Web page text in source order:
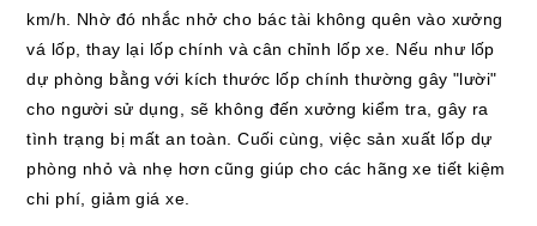
km/h. Nhờ đó nhắc nhở cho bác tài không quên vào xưởng
vá lốp, thay lại lốp chính và cân chỉnh lốp xe. Nếu như lốp
dự phòng bằng với kích thước lốp chính thường gây "lười"
cho người sử dụng, sẽ không đến xưởng kiểm tra, gây ra
tình trạng bị mất an toàn. Cuối cùng, việc sản xuất lốp dự
phòng nhỏ và nhẹ hơn cũng giúp cho các hãng xe tiết kiệm
chi phí, giảm giá xe.